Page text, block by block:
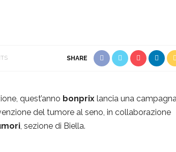
SHARE
quest’anno bonprix lancia una
del tumore al seno, in collaborazione
, sezione di Biella.
newsletter gratuita e resta